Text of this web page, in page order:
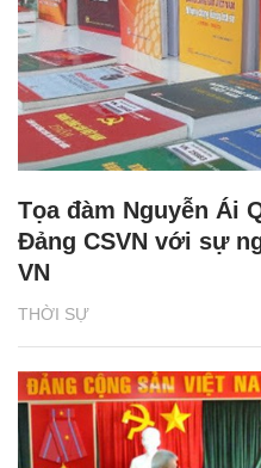
THỜI SỰ
Tọa đàm Nguyễn Ái
Đảng CSVN với sự
VN